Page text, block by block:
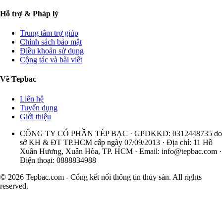
Hỗ trợ & Pháp lý
Trung tâm trợ giúp
Chính sách bảo mật
Điều khoản sử dụng
Cộng tác và bài viết
Về Tepbac
Liên hệ
Tuyển dụng
Giới thiệu
CÔNG TY CỔ PHẦN TÉP BẠC · GPDKKD: 0312448735 do
sở KH & ĐT TP.HCM cấp ngày 07/09/2013 · Địa chỉ: 11 Hồ
Xuân Hương, Xuân Hòa, TP. HCM · Email: info@tepbac.com ·
Điện thoại: 0888834988
© 2026 Tepbac.com - Cổng kết nối thông tin thủy sản. All rights
reserved.